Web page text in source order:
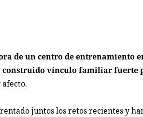
de un centro de entrenamiento
construido vínculo familiar fuerte
juntos los retos recientes y